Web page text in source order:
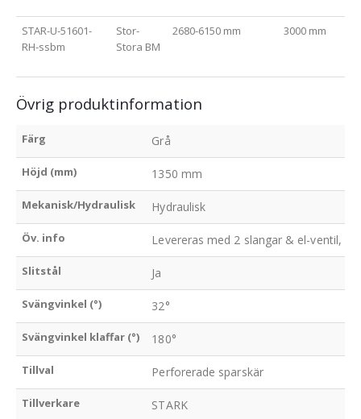
STAR-U-51601-
RH-ssbm
Stor-
Stora BM
2680-6150 mm 3000 mm
Övrig produktinformation
Färg Grå
Höjd (mm) 1350 mm
Mekanisk/Hydraulisk Hydraulisk
Öv. info Levereras med 2 slangar & el-ventil,
Slitstål Ja
Svängvinkel (°) 32°
Svängvinkel klaffar (°) 180°
Tillval Perforerade sparskär
Tillverkare STARK